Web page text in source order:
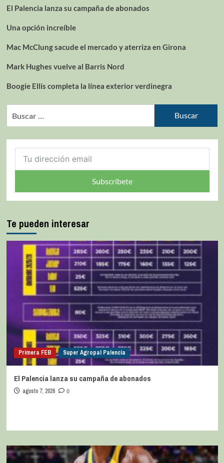
El Palencia lanza su campaña de abonados
Una opción increíble
Mac McClung sacude el mercado y aterriza en Girona
Mark Hughes vuelve al Barris Nord
Boogie Ellis completa la línea exterior verdinegra
Subscríbete
Te pueden interesar
Primera FEB Super Agropal Palencia
El Palencia lanza su campaña de abonados
agosto 7, 2026 0